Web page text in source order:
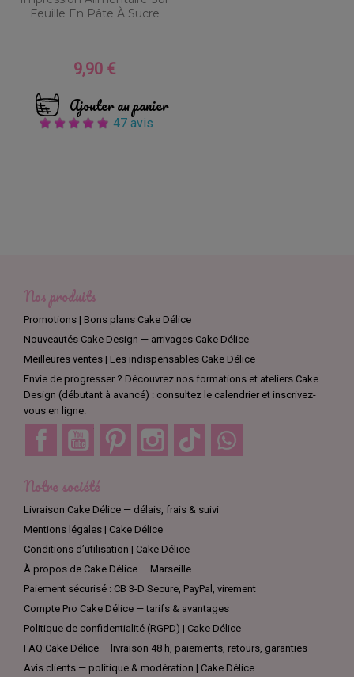
Feuille En Pâte À Sucre
Prix
9,90 €
Ajouter au panier
47 avis
Nos produits
Promotions | Bons plans Cake Délice
Nouveautés Cake Design — arrivages Cake Délice
Meilleures ventes | Les indispensables Cake Délice
Envie de progresser ? Découvrez nos formations et ateliers Cake
Design (débutant à avancé) : consultez le calendrier et inscrivez-
vous en ligne.
Facebook YouTube Pinterest Instagram TikTok
Notre société
Livraison Cake Délice — délais, frais & suivi
Mentions légales | Cake Délice
Conditions d’utilisation | Cake Délice
À propos de Cake Délice — Marseille
Paiement sécurisé : CB 3-D Secure, PayPal, virement
Compte Pro Cake Délice — tarifs & avantages
Politique de confidentialité (RGPD) | Cake Délice
FAQ Cake Délice – livraison 48 h, paiements, retours, garanties
Avis clients — politique & modération | Cake Délice